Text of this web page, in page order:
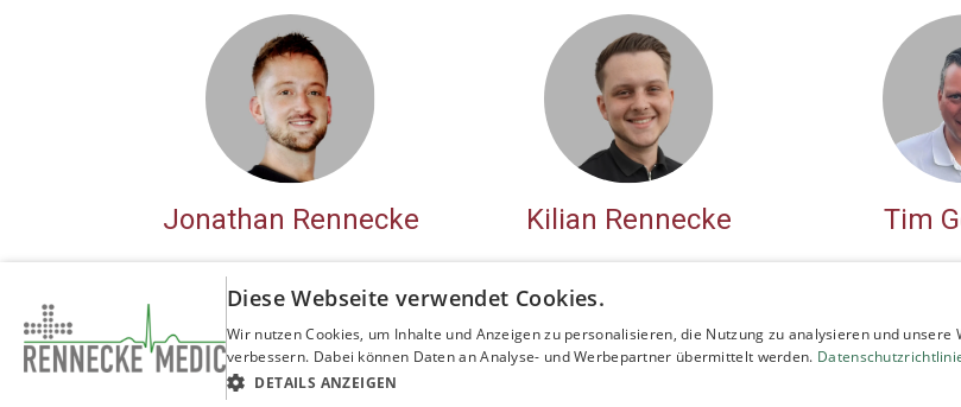
Jonathan Rennecke Kilian Rennecke Tim
Copyright © Rennecke-Medic GmbH
Diese Webseite verwendet Cookies.
Wir nutzen Cookies, um Inhalte und Anzeigen zu personalisieren, die Nutzung zu analysieren und unsere
verbessern. Dabei können Daten an Analyse- und Werbepartner übermittelt werden.
DETAILS ANZEIGEN